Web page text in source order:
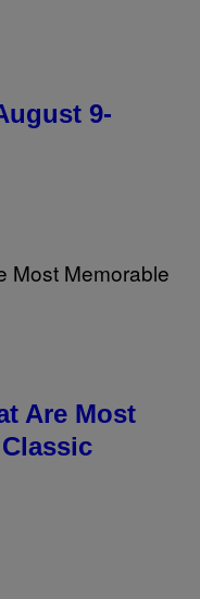
9-
Are Most